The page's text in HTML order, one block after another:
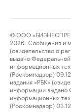
© ООО
2026. Сообщения и
(свидетельство о
выдано
информационных
(Роскомнадзор)
издания «РБК»
информации выдано
информационных
(Роскомнадзор)